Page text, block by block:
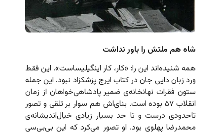
شاه هم ملتش را باور نداشت
همه شنیده‌اند این را: «کار، کار اینگیلیساست». این فقط
ورد زبان دایی جان در کتاب ایرج پزشکزاد نبود. این جمله
ستون فقرات نهانخانه‌ی ضمیر پادشاهی‌خواهان از زمان
انقلاب ۵۷ بوده است. بنای‌اش هم سوار بر تلقی و تصور
تاحدودی درست و تا حد بسیار زیادی خیال‌اندیشانه‌ی
محمدرضا پهلوی بود. او تصور می‌کرد که این بی‌بی‌سی